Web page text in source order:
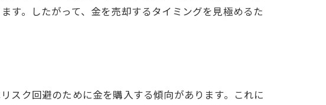
す。したがって、金を売却するタイミングを見極めるた
スク回避のために金を購入する傾向があります。これに